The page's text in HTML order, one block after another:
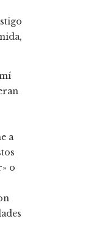
a
o